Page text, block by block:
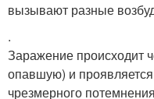
вызывают разные
.
Заражение происходит
опавшую) и
чрезмерного